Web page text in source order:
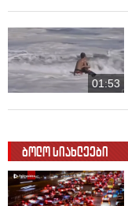
01:53
ბოლო სიახლეები